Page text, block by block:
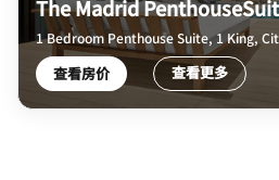
The Madrid
1 Bedroom Penthouse Suite, 1 King,
查看房价 查看更多